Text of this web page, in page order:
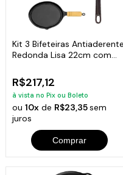
Kit 3 Bifeteiras Antiaderente
Redonda Lisa 22cm com
R$217,12
à vista no Pix ou Boleto
ou10x de R$23,35sem
juros
Comprar